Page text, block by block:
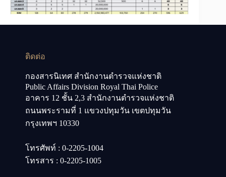
ติดต่อ
กองสารนิเทศ สำนักงานตำรวจแห่งชาติ
Public Affairs Division Royal Thai Police
อาคาร 12 ชั้น 2,3 สำนักงานตำรวจแห่งชาติ
ถนนพระรามที่ 1 แขวงปทุมวัน เขตปทุมวัน
กรุงเทพฯ 10330
โทรศัพท์ : 0-2205-1004
โทรสาร : 0-2205-1005